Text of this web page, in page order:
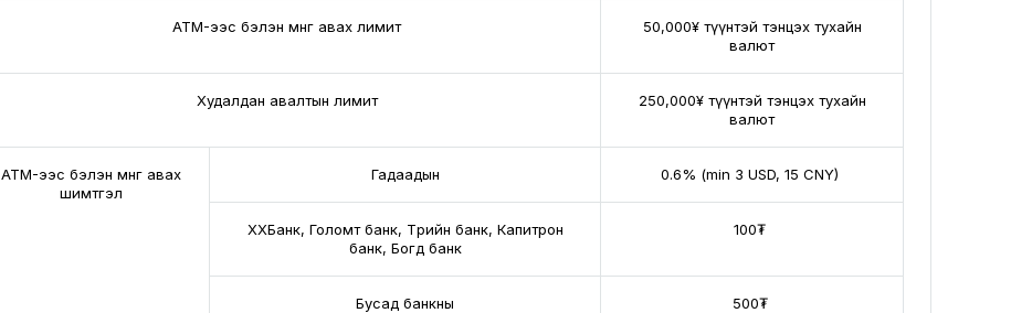
ATM-ээс бэлэн мөнгө авах лимит
50,000¥ түүнтэй тэнцэх тухайн
валют
Худалдан авалтын лимит
250,000¥ түүнтэй тэнцэх тухайн
валют
ATM-ээс бэлэн мөнгө авах
шимтгэл
Гадаадын 0.6% (min 3 USD, 15 CNY)
ХХБанк, Голомт банк, Төрийн банк, Капитрон
банк, Богд банк
100₮
Бусад банкны 500₮